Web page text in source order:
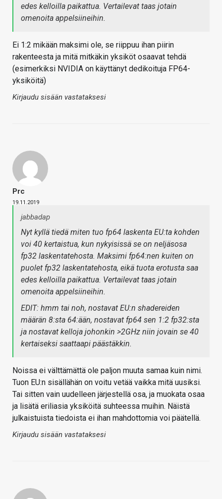
edes kelloilla paikattua. Vertailevat taas jotain
omenoita appelsiineihin.
Ei 1:2 mikään maksimi ole, se riippuu ihan piirin
rakenteesta ja mitä mitkäkin yksiköt osaavat tehdä
(esimerkiksi NVIDIA on käyttänyt dedikoituja FP64-
yksiköitä)
Kirjaudu sisään vastataksesi
Prc
19.11.2019
jabbadap
Nyt kyllä tiedä miten tuo fp64 laskenta EU:ta kohden
voi 40 kertaistua, kun nykyisissä se on neljäsosa
fp32 laskentatehosta. Maksimi fp64:nen kuiten on
puolet fp32 laskentatehosta, eikä tuota erotusta saa
edes kelloilla paikattua. Vertailevat taas jotain
omenoita appelsiineihin.
EDIT: hmm tai noh, nostavat EU:n shadereiden
määrän 8:sta 64:ään, nostavat fp64 sen 1:2 fp32:sta
ja nostavat kelloja johonkin >2GHz niin jovain se 40
kertaiseksi saattaapi päästäkkin.
Noissa ei välttämättä ole paljon muuta samaa kuin nimi.
Tuon EU:n sisällähän on voitu vetää vaikka mitä uusiksi.
Tai sitten vain uudelleen järjestellä osa, ja muokata osaa
ja lisätä eriliasia yksiköitä suhteessa muihin. Näistä
julkaistuista tiedoista ei ihan mahdottomia voi päätellä.
Kirjaudu sisään vastataksesi